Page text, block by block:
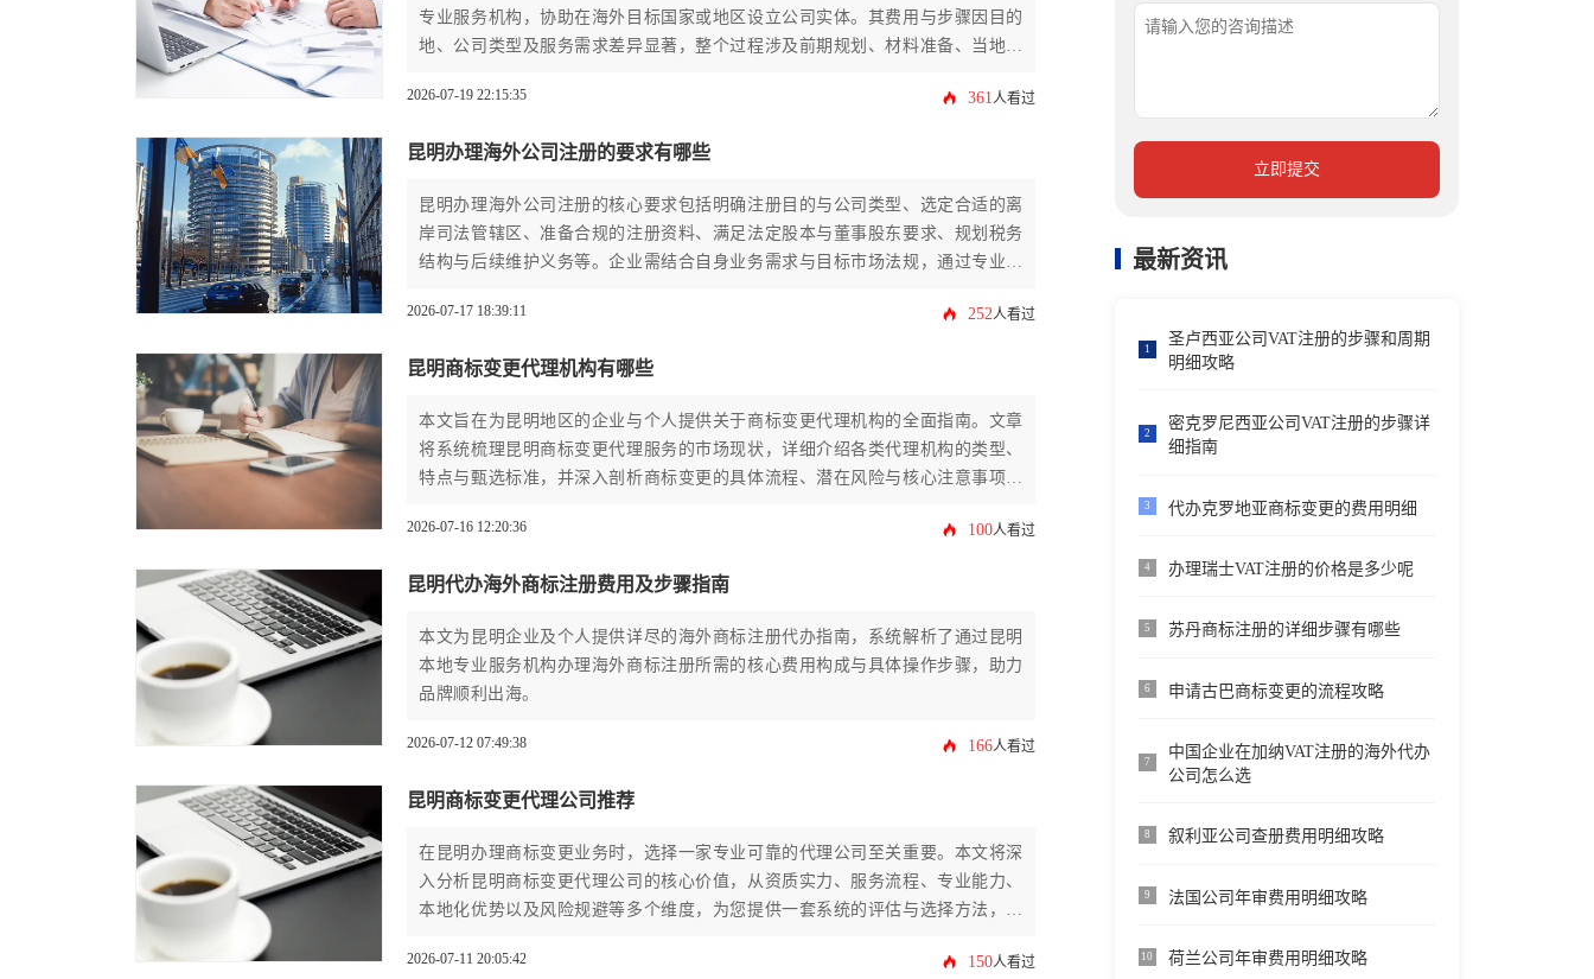
专业服务机构，协助在海外目标国家或地区设立公司实体。其费用与步骤因目的
地、公司类型及服务需求差异显著，整个过程涉及前期规划、材料准备、当地申
2026-07-19 22:15:35 361人看过
昆明办理海外公司注册的要求有哪些
昆明办理海外公司注册的核心要求包括明确注册目的与公司类型、选定合适的离
岸司法管辖区、准备合规的注册资料、满足法定股本与董事股东要求、规划税务
结构与后续维护义务等。企业需结合自身业务需求与目标市场法规，通过专业机
2026-07-17 18:39:11 252人看过
昆明商标变更代理机构有哪些
本文旨在为昆明地区的企业与个人提供关于商标变更代理机构的全面指南。文章
将系统梳理昆明商标变更代理服务的市场现状，详细介绍各类代理机构的类型、
特点与甄选标准，并深入剖析商标变更的具体流程、潜在风险与核心注意事项，
2026-07-16 12:20:36 100人看过
昆明代办海外商标注册费用及步骤指南
本文为昆明企业及个人提供详尽的海外商标注册代办指南，系统解析了通过昆明
本地专业服务机构办理海外商标注册所需的核心费用构成与具体操作步骤，助力
品牌顺利出海。
2026-07-12 07:49:38 166人看过
昆明商标变更代理公司推荐
在昆明办理商标变更业务时，选择一家专业可靠的代理公司至关重要。本文将深
入分析昆明商标变更代理公司的核心价值，从资质实力、服务流程、专业能力、
本地化优势以及风险规避等多个维度，为您提供一套系统的评估与选择方法，并
续。
2026-07-11 20:05:42 150人看过
立即提交
最新资讯
1
圣卢西亚公司VAT注册的步骤和周期
明细攻略
2
密克罗尼西亚公司VAT注册的步骤详
细指南
3 代办克罗地亚商标变更的费用明细
4 办理瑞士VAT注册的价格是多少呢
5 苏丹商标注册的详细步骤有哪些
6 申请古巴商标变更的流程攻略
7
中国企业在加纳VAT注册的海外代办
公司怎么选
8 叙利亚公司查册费用明细攻略
9 法国公司年审费用明细攻略
10 荷兰公司年审费用明细攻略